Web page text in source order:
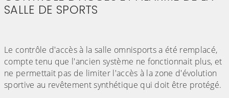
SALLE DE SPORTS
Le contrôle d'accès à la salle omnisports a été remplacé,
compte tenu que l'ancien système ne fonctionnait plus, et
ne permettait pas de limiter l'accès à la zone d'évolution
sportive au revêtement synthétique qui doit être protégé.